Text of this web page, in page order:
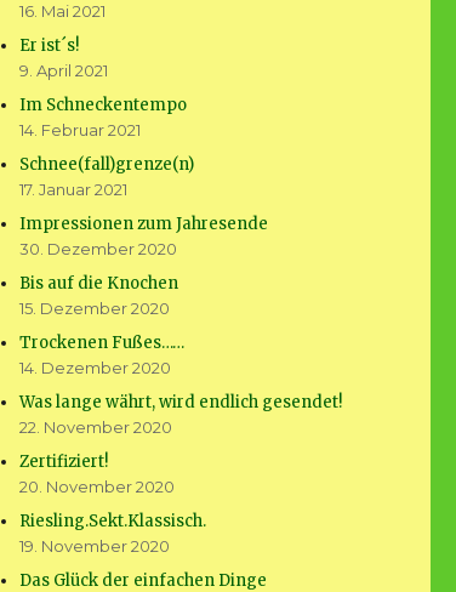
16. Mai 2021
Er ist´s!
9. April 2021
Im Schneckentempo
14. Februar 2021
Schnee(fall)grenze(n)
17. Januar 2021
Impressionen zum Jahresende
30. Dezember 2020
Bis auf die Knochen
15. Dezember 2020
Trockenen Fußes……
14. Dezember 2020
Was lange währt, wird endlich gesendet!
22. November 2020
Zertifiziert!
20. November 2020
Riesling.Sekt.Klassisch.
19. November 2020
Das Glück der einfachen Dinge